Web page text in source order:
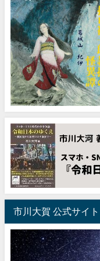
市川大賀 公式サイト